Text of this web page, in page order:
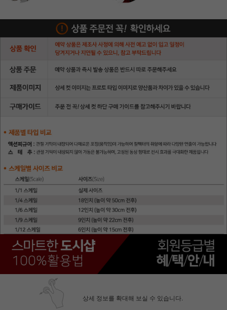
상세 정보를 확대해 보실 수 있습니다.